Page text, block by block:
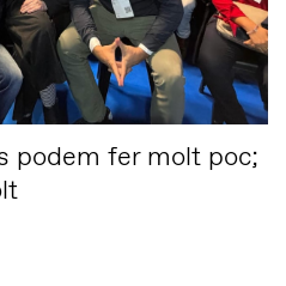
podem fer molt poc;